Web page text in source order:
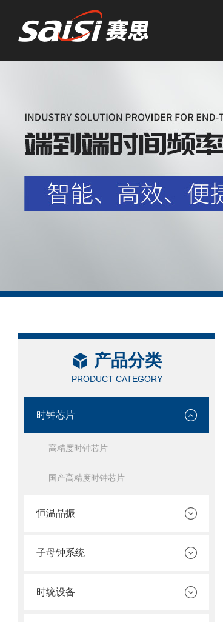
产品分类
PRODUCT CATEGORY
时钟芯片
高精度时钟芯片
国产高精度时钟芯片
恒温晶振
子母钟系统
时统设备